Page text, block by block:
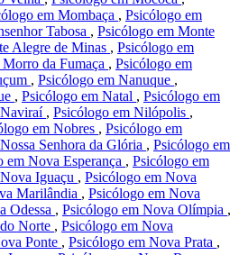
em Mombaça , Psicólogo em
Tabosa , Psicólogo em Monte
Alegre de Minas , Psicólogo em
da Fumaça , Psicólogo em
, Psicólogo em Nanuque ,
, Psicólogo em Natal , Psicólogo em
, Psicólogo em Nilópolis ,
em Nobres , Psicólogo em
Senhora da Glória , Psicólogo em
em Nova Esperança , Psicólogo em
Iguaçu , Psicólogo em Nova
Marilândia , Psicólogo em Nova
Odessa , Psicólogo em Nova Olímpia ,
Norte , Psicólogo em Nova
Ponte , Psicólogo em Nova Prata ,